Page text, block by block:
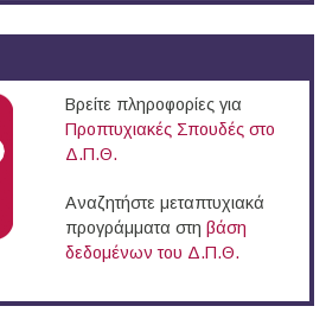
Βρείτε πληροφορίες για
Προπτυχιακές Σπουδές στο
Δ.Π.Θ.
Αναζητήστε μεταπτυχιακά
προγράμματα στη βάση
δεδομένων του Δ.Π.Θ.